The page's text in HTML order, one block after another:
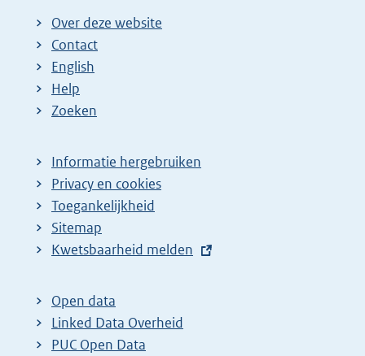
Over deze website
Contact
English
Help
Zoeken
Informatie hergebruiken
Privacy en cookies
Toegankelijkheid
Sitemap
E
t
e
r
Kwetsbaarheid melden
Open data
Linked Data Overheid
PUC Open Data